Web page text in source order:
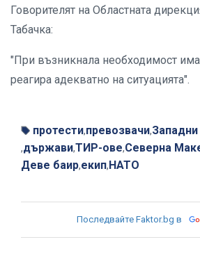
Говорителят на Областната
Табачка:
"При възникнала необходимост има
реагира адекватно на ситуацията".
протести,превозвачи,
,държави,ТИР-ове,Северна
Деве баир,екип, НАТО
Последвайте Faktor.bg в